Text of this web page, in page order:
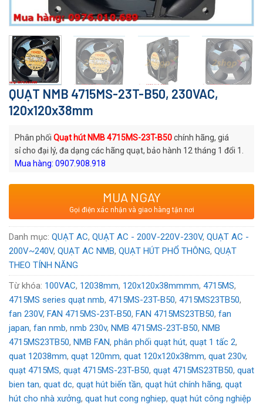
QUẠT NMB 4715MS-23T-B50, 230VAC,
120x120x38mm
Phân phối Quạt hút NMB 4715MS-23T-B50chính hãng, giá
sỉ cho đại lý, đa dạng các hãng quạt, bảo hành 12 tháng 1 đổi 1.
Mua hàng: 0907.908.918
: Quạt AC NMB
: Thương hiệu Nhật, Sản xuất tại Trung Quốc
Voltage:230VAC
Chất lượng:Mới 100%chưa qua sử dụng
Bảo hành: 12 tháng chính hãng
Chứng từ: CO, CQ, hóa đơn VAT
Giảm, chiết khấu thêm khi mua số lượng lớn.
MUA NGAY
Gọi điện xác nhận và giao hàng tận nơi
Danh mục: QUẠT AC, QUẠT AC - 200V-220V-230V, QUẠT AC -
200V~240V, QUẠT AC NMB, QUẠT HÚT PHỔ THÔNG, QUẠT
THEO TÍNH NĂNG
Từ khóa: 100VAC, 12038mm, 120x120x38mmmm, 4715MS,
4715MS series quạt nmb, 4715MS-23T-B50, 4715MS23TB50,
fan 230V, FAN 4715MS-23T-B50, FAN 4715MS23TB50, fan
japan, fan nmb, nmb 230v, NMB 4715MS-23T-B50, NMB
4715MS23TB50, NMB FAN, phân phối quạt hút, quạt 1 tấc 2,
quat 12038mm, quạt 120mm, quat 120x120x38mm, quat 230v,
quạt 4715MS, quạt 4715MS-23T-B50, quạt 4715MS23TB50, quat
bien tan, quat dc, quạt hút biến tần, quạt hút chính hãng, quạt
hút cho nhà xưởng, quat hut cong nghiep, quạt hút công nghiệp